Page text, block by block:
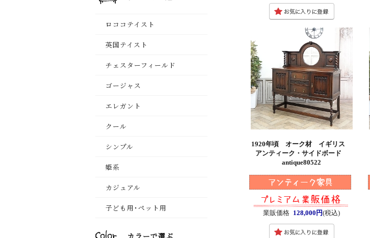
1920年頃 オーク材 イギリス
アンティーク・サイドボード
antique80522
業販価格 128,000円(税込)